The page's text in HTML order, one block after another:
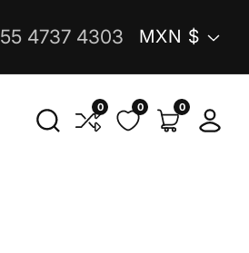
55 4737 4303 País/
MXN $
0 0 00
artículos
Iniciar